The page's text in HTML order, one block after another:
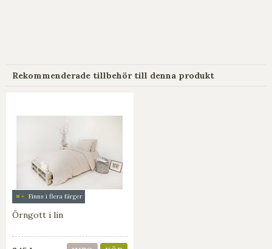
Rekommenderade tillbehör till denna produkt
Finns i flera färger
Örngott i lin